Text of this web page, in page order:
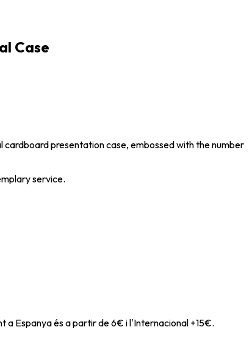
Case
presentation case, embossed with the number
service.
a Espanya és a partir de 6€ i l'Internacional +15€.